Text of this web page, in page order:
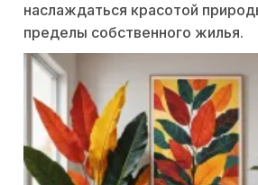
наслаждаться красотой
пределы собственного жилья.